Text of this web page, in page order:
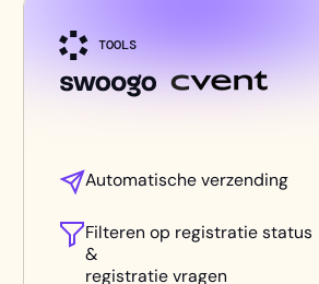
TOOLS
Automatische verzending
Filteren op registratie status
&
registratie vragen